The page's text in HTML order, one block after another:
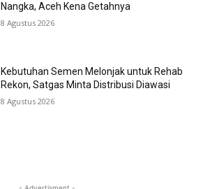
Nangka, Aceh Kena Getahnya
8 Agustus 2026
Kebutuhan Semen Melonjak untuk Rehab
Rekon, Satgas Minta Distribusi Diawasi
8 Agustus 2026